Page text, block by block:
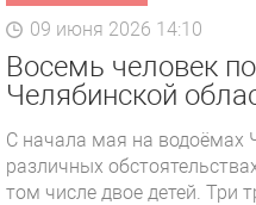
09 июня 2026 14:10
Восемь человек
Челябинской
С начала мая на водоёмах
различных
том числе двое детей. Три